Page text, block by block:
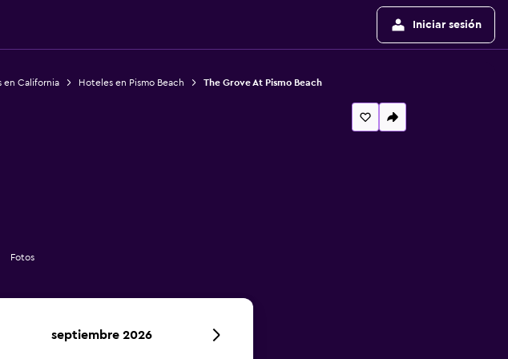
Iniciar sesión
en California Hoteles en Pismo Beach The Grove At Pismo Beach
Fotos
septiembre 2026